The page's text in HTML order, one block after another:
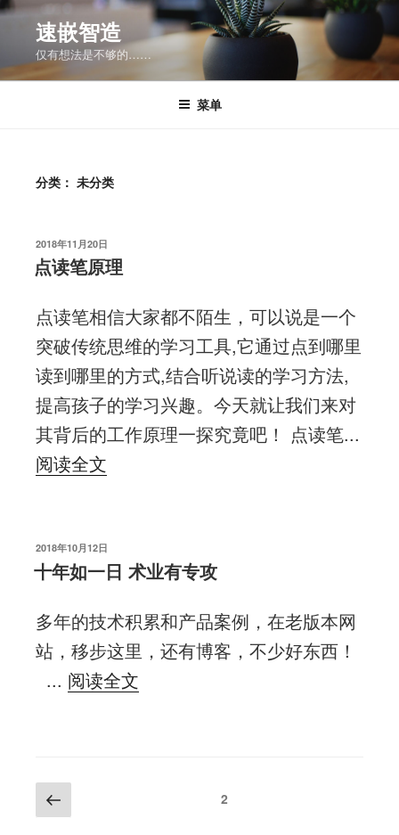
跳
内
速嵌智造
仅有想法是不够的……
菜单
分类： 未分类
发
布
于
2018年11月20日
点读笔原理
点读笔相信大家都不陌生，可以说是一个
突破传统思维的学习工具,它通过点到哪里
读到哪里的方式,结合听说读的学习方法,
提高孩子的学习兴趣。今天就让我们来对
其背后的工作原理一探究竟吧！ 点读笔...
阅读全文
发
布
于
2018年10月12日
十年如一日 术业有专攻
多年的技术积累和产品案例，在老版本网
站，移步这里，还有博客，不少好东西！
... 阅读全文
文
章
上
一
页2